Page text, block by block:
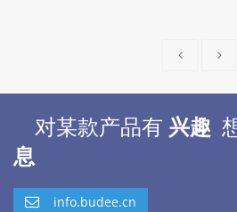
对某款产品有 兴趣
息
info.budee.cn